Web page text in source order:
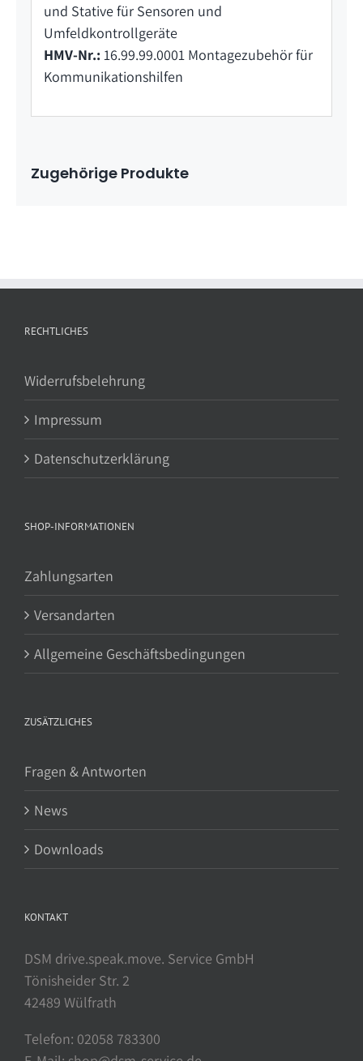
und Stative für Sensoren und
Umfeldkontrollgeräte
HMV-Nr.: 16.99.99.0001 Montagezubehör für
Kommunikationshilfen
Zugehörige Produkte
RECHTLICHES
Widerrufsbelehrung
Impressum
Datenschutzerklärung
SHOP-INFORMATIONEN
Zahlungsarten
Versandarten
Allgemeine Geschäftsbedingungen
ZUSÄTZLICHES
Fragen & Antworten
News
Downloads
KONTAKT
DSM drive.speak.move. Service GmbH
Tönisheider Str. 2
42489 Wülfrath
Telefon: 02058 783300